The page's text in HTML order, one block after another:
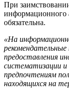
При
информационного
обязательна.
«На
предоставления
систематизации и
предпочтениям
находящихся на